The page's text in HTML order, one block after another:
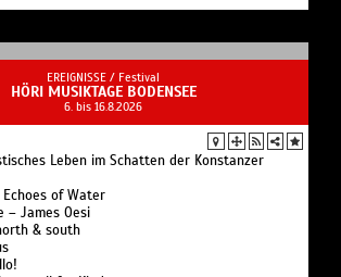
EREIGNISSE / Festival
HÖRI MUSIKTAGE BODENSEE
6. bis 16.8.2026
Leben im Schatten der Konstanzer
of Water
– James Oesi
& south